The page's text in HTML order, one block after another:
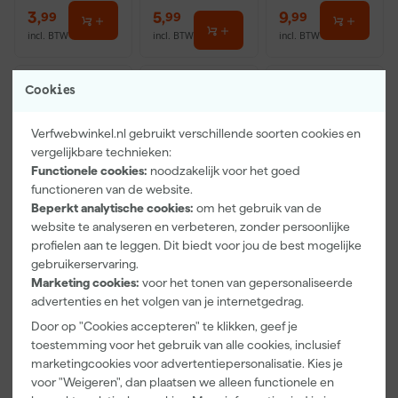
Cookies
Verfwebwinkel.nl gebruikt verschillende soorten cookies en
vergelijkbare technieken:
Functionele cookies: noodzakelijk voor het goed
functioneren van de website.
Beperkt analytische cookies: om het gebruik van de
website te analyseren en verbeteren, zonder persoonlijke
profielen aan te leggen. Dit biedt voor jou de best mogelijke
gebruikerservaring.
Marketing cookies: voor het tonen van gepersonaliseerde
advertenties en het volgen van je internetgedrag.
Door op "Cookies accepteren" te klikken, geef je
toestemming voor het gebruik van alle cookies, inclusief
marketingcookies voor advertentiepersonalisatie. Kies je
voor "Weigeren", dan plaatsen we alleen functionele en
3,99
incl. BTW
5,99
incl. BTW
9,99
incl. BTW
Steamy
SIB750X2
koelelement
large - 2 stuks
bezorgd
koelelement
XL
bezorgd
Makita P-
met greep -
32mm -
3500mm voor
VC2512L /
VC3011L
bezorgd